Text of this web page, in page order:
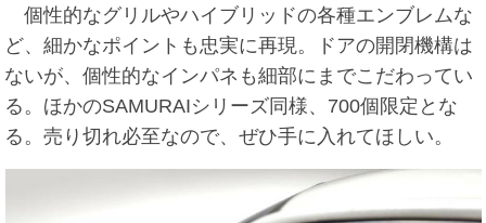
個性的なグリルやハイブリッドの各種エンブレムな
ど、細かなポイントも忠実に再現。ドアの開閉機構は
ないが、個性的なインパネも細部にまでこだわってい
る。ほかのSAMURAIシリーズ同様、700個限定とな
る。売り切れ必至なので、ぜひ手に入れてほしい。